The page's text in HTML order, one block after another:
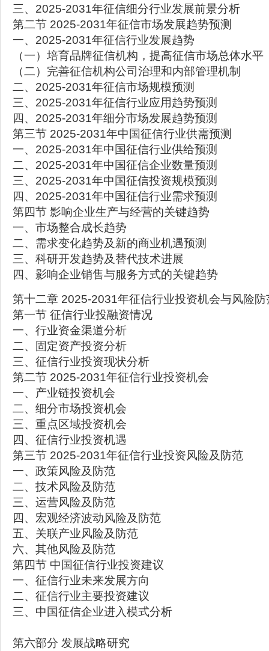
三、2025-2031年征信细分行业发展前景分析
第二节 2025-2031年征信市场发展趋势预测
一、2025-2031年征信行业发展趋势
（一）培育品牌征信机构，提高征信市场总体水平
（二）完善征信机构公司治理和内部管理机制
二、2025-2031年征信市场规模预测
三、2025-2031年征信行业应用趋势预测
四、2025-2031年细分市场发展趋势预测
第三节 2025-2031年中国征信行业供需预测
一、2025-2031年中国征信行业供给预测
二、2025-2031年中国征信企业数量预测
三、2025-2031年中国征信投资规模预测
四、2025-2031年中国征信行业需求预测
第四节 影响企业生产与经营的关键趋势
一、市场整合成长趋势
二、需求变化趋势及新的商业机遇预测
三、科研开发趋势及替代技术进展
四、影响企业销售与服务方式的关键趋势
第十二章 2025-2031年征信行业投资机会与风险防
第一节 征信行业投融资情况
一、行业资金渠道分析
二、固定资产投资分析
三、征信行业投资现状分析
第二节 2025-2031年征信行业投资机会
一、产业链投资机会
二、细分市场投资机会
三、重点区域投资机会
四、征信行业投资机遇
第三节 2025-2031年征信行业投资风险及防范
一、政策风险及防范
二、技术风险及防范
三、运营风险及防范
四、宏观经济波动风险及防范
五、关联产业风险及防范
六、其他风险及防范
第四节 中国征信行业投资建议
一、征信行业未来发展方向
二、征信行业主要投资建议
三、中国征信企业进入模式分析
第六部分 发展战略研究